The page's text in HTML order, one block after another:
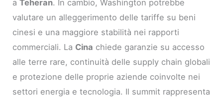
aTeheran. In cambio, Washington potrebbe
valutare un alleggerimento delle tariffe su beni
cinesi e una maggiore stabilità nei rapporti
commerciali. La Cina chiede garanzie su accesso
alle terre rare, continuità delle supply chain globali
e protezione delle proprie aziende coinvolte nei
settori energia e tecnologia. Il summit rappresenta